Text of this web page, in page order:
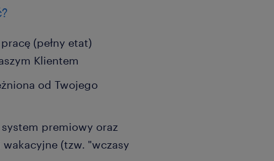
(pełny etat)
Klientem
od Twojego
premiowy oraz
(tzw. "wczasy